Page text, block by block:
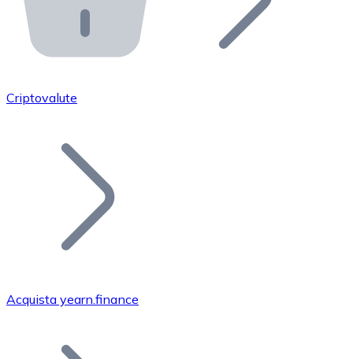
API Bitnovo
Integra la nostra API nel tuo ecosistema.
Unisciti alla nostra rete di rivenditori e
Aggiungi il token del tuo progetto al nostro servizio di
Bitcoin
Criptovalute
Acquista yearn.finance